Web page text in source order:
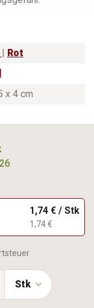
Rot
x 4 cm
1,74 € / Stk
1,74 €
Stk